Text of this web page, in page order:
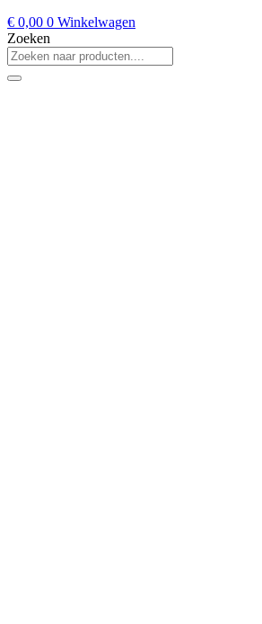
€ 0,00 0 Winkelwagen
Zoeken